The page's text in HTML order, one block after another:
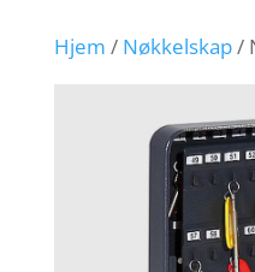
Hjem / Nøkkelskap/